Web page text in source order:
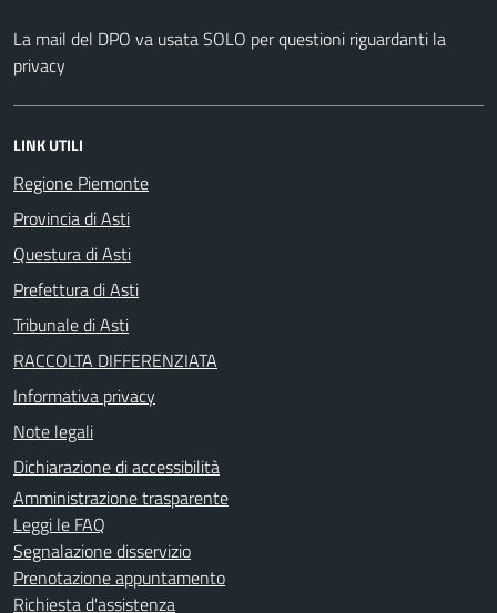
La mail del DPO va usata SOLO per questioni riguardanti la
privacy
LINK UTILI
Regione Piemonte
Provincia di Asti
Questura di Asti
Prefettura di Asti
Tribunale di Asti
RACCOLTA DIFFERENZIATA
Informativa privacy
Note legali
Dichiarazione di accessibilità
Amministrazione trasparente
Leggi le FAQ
Segnalazione disservizio
Prenotazione appuntamento
Richiesta d'assistenza